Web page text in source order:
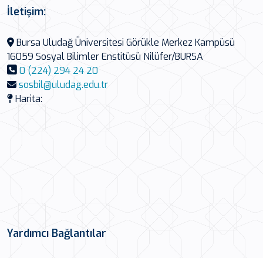
İletişim:
Bursa Uludağ Üniversitesi Görükle Merkez Kampüsü
16059 Sosyal Bilimler Enstitüsü Nilüfer/BURSA
0 (224) 294 24 20
sosbil@uludag.edu.tr
Harita:
Yardımcı Bağlantılar